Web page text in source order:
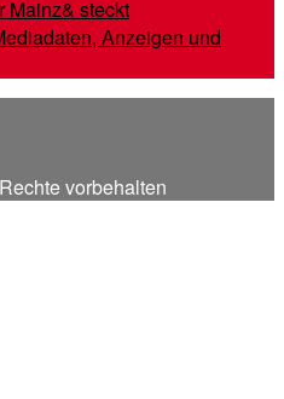
Mainz& steckt
Anzeigen und
vorbehalten